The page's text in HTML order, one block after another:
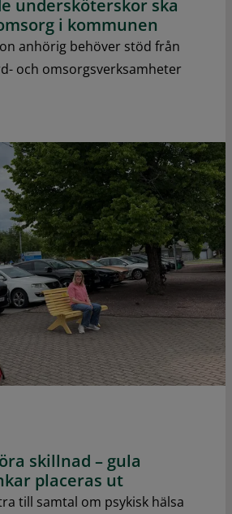
undersköterskor ska
i kommunen
anhörig behöver stöd från
och omsorgsverksamheter
skillnad – gula
placeras ut
till samtal om psykisk hälsa